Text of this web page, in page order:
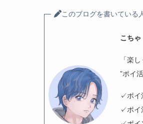
このブログを書いている
こちゃ
「楽
”ポイ
✓ポイ
✓ポイ